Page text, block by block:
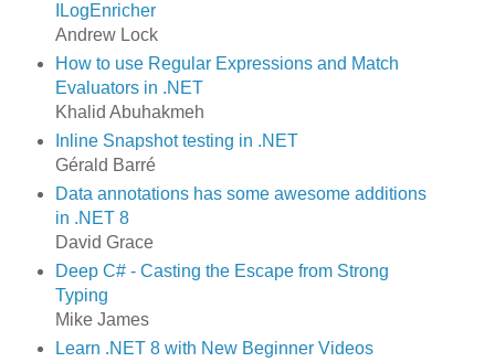
ILogEnricher
Andrew Lock
How to use Regular Expressions and Match
Evaluators in .NET
Khalid Abuhakmeh
Inline Snapshot testing in .NET
Gérald Barré
Data annotations has some awesome additions
in .NET 8
David Grace
Deep C# - Casting the Escape from Strong
Typing
Mike James
Learn .NET 8 with New Beginner Videos